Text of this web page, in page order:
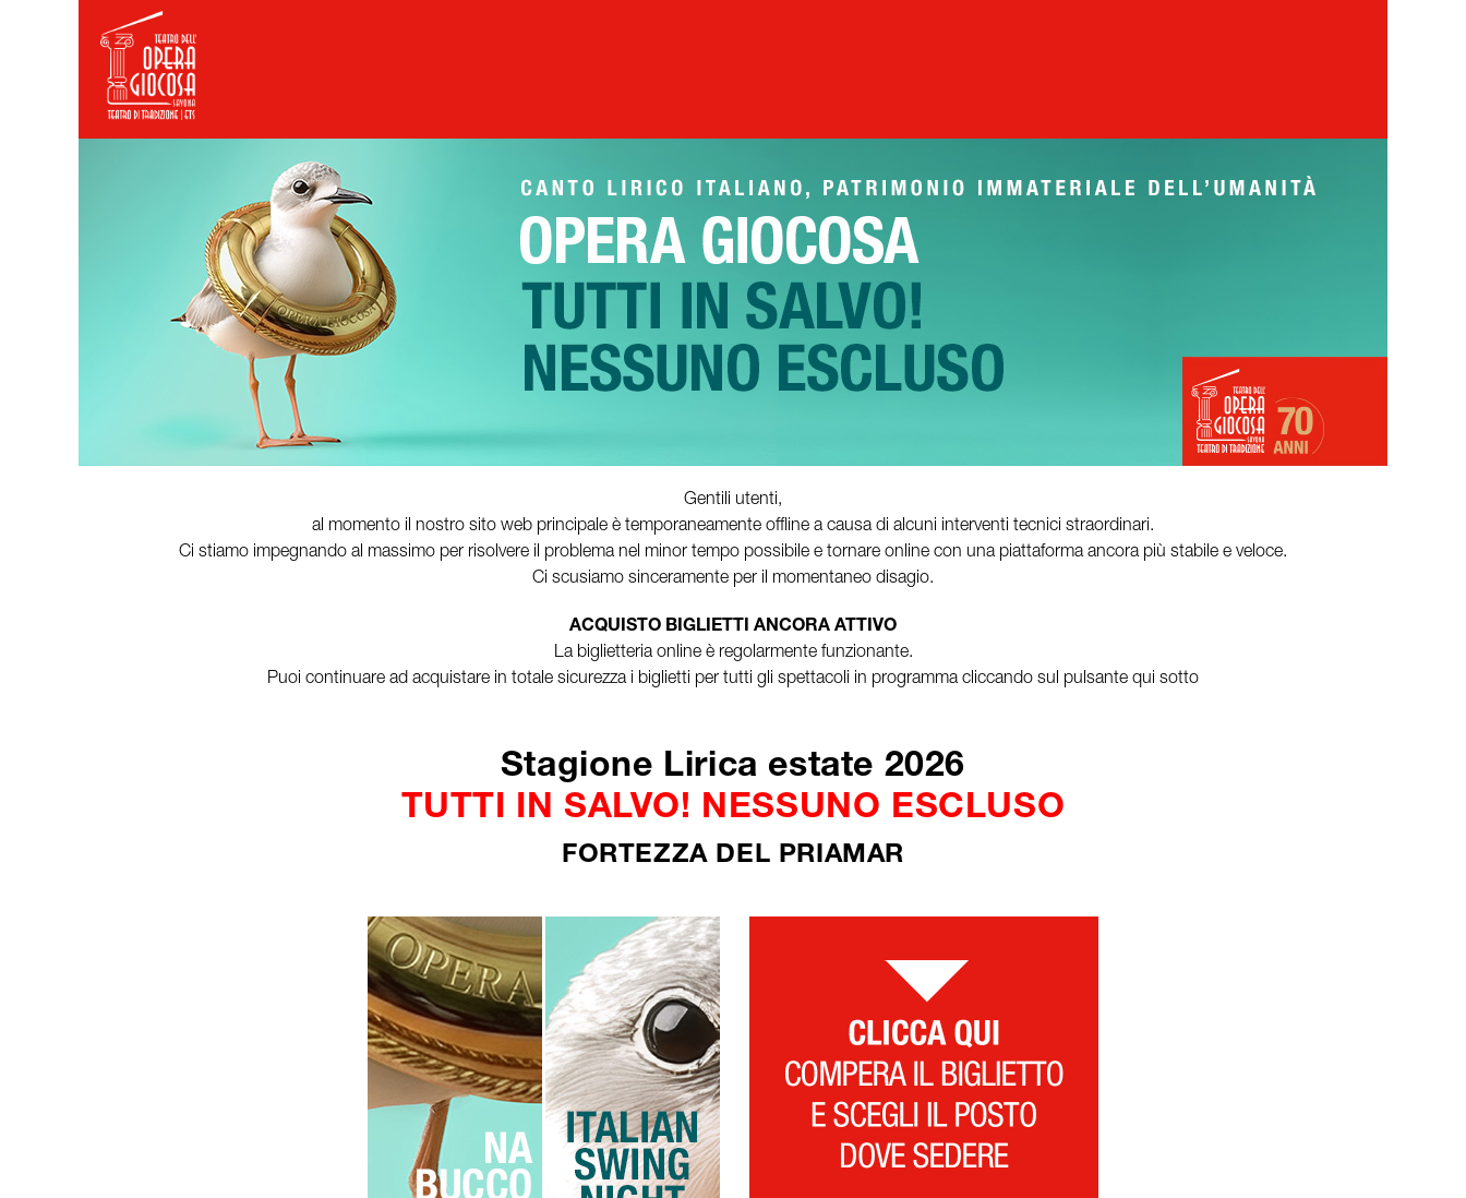
Gentili utenti,
al momento il nostro sito web principale è temporaneamente offline a causa di alcuni interventi tecnici straordinari.
Ci stiamo impegnando al massimo per risolvere il problema nel minor tempo possibile e tornare online con una piattaforma ancora più stabile e veloce.
Ci scusiamo sinceramente per il momentaneo disagio.
ACQUISTO BIGLIETTI ANCORA ATTIVO
La biglietteria online è regolarmente funzionante.
Puoi continuare ad acquistare in totale sicurezza i biglietti per tutti gli spettacoli in programma cliccando sul pulsante qui sotto
Stagione Lirica estate 2026
TUTTI IN SALVO! NESSUNO ESCLUSO
FORTEZZA DEL PRIAMAR